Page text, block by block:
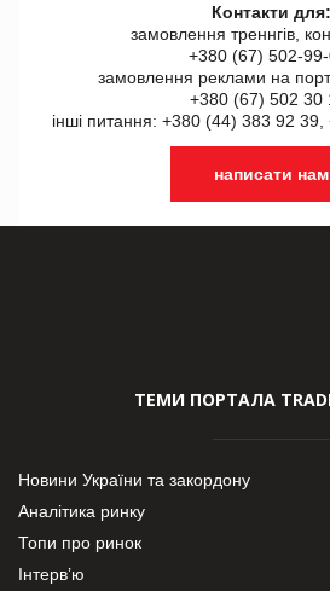
Контакти для:
замовлення треннгів,
+380 (67) 502-99-
замовлення реклами на
+380 (67) 502 30
інші питання: +380 (44) 383 92
написати нам
ТЕМИ ПОРТАЛА
Новини України та закордону
Аналітика ринку
Топи про ринок
Інтерв’ю